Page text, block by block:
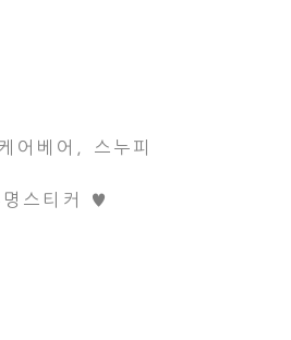
어베어, 스누피
명스티커 ♥